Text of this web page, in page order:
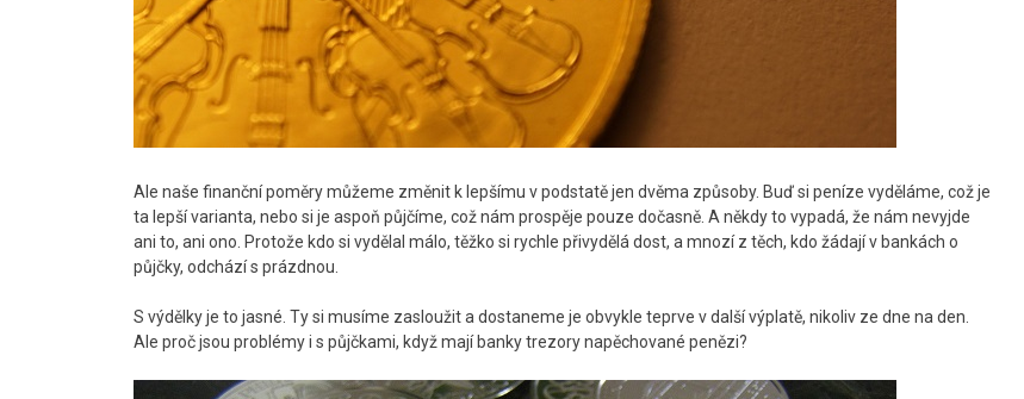
Ale naše finanční poměry můžeme změnit k lepšímu v podstatě jen dvěma způsoby. Buď si peníze vyděláme, což je
ta lepší varianta, nebo si je aspoň půjčíme, což nám prospěje pouze dočasně. A někdy to vypadá, že nám nevyjde
ani to, ani ono. Protože kdo si vydělal málo, těžko si rychle přivydělá dost, a mnozí z těch, kdo žádají v bankách o
půjčky, odchází s prázdnou.
S výdělky je to jasné. Ty si musíme zasloužit a dostaneme je obvykle teprve v další výplatě, nikoliv ze dne na den.
Ale proč jsou problémy i s půjčkami, když mají banky trezory napěchované penězi?